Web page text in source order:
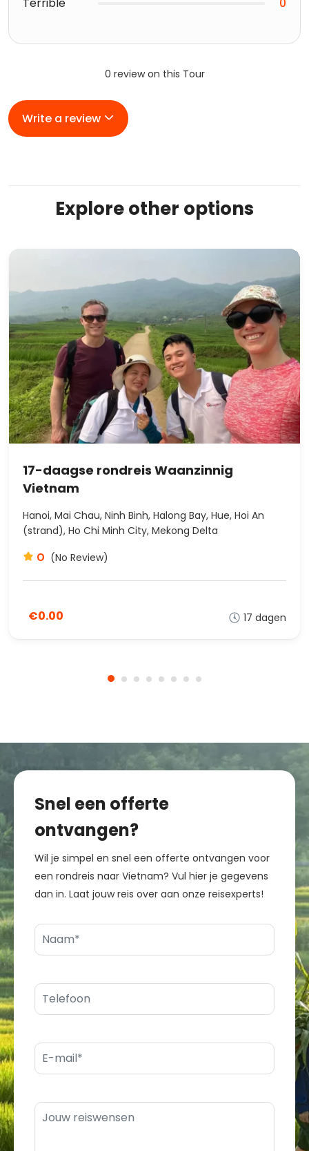
Terrible 0
0 review on this Tour
Write a review
Explore other options
17-daagse rondreis Waanzinnig
Vietnam
Hanoi, Mai Chau, Ninh Binh, Halong Bay, Hue, Hoi An
(strand), Ho Chi Minh City, Mekong Delta
0 (No Review)
€0.00 17 dagen
Snel een offerte
ontvangen?
Wil je simpel en snel een offerte ontvangen voor
een rondreis naar Vietnam? Vul hier je gegevens
dan in. Laat jouw reis over aan onze reisexperts!